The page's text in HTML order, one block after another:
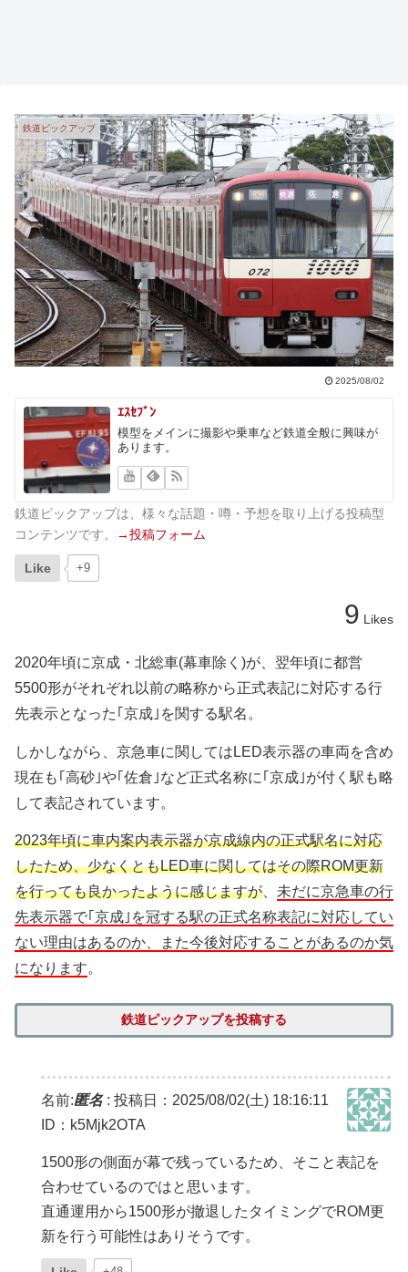
鉄道ピックアップ
2025/08/02
ｴｽｾﾌﾞﾝ
模型をメインに撮影や乗車など鉄道全般に興味が
あります。
鉄道ピックアップは、様々な話題・噂・予想を取り上げる投稿型
コンテンツです。
→投稿フォーム
Like +9
9 Likes
2020年頃に京成・北総車(幕車除く)が、翌年頃に都営
5500形がそれぞれ以前の略称から正式表記に対応する行
先表示となった｢京成｣を関する駅名。
しかしながら、京急車に関してはLED表示器の車両を含め
現在も｢高砂｣や｢佐倉｣など正式名称に｢京成｣が付く駅も略
して表記されています。
2023年頃に車内案内表示器が京成線内の正式駅名に対応
したため、少なくともLED車に関してはその際ROM更新
を行っても良かったように感じますが
未だに京急車の行
先表示器で｢京成｣を冠する駅の正式名称表記に対応してい
ない理由はあるのか、また今後対応することがあるのか気
になります。
鉄道ピックアップを投稿する
名前:匿名: 投稿日：2025/08/02(土) 18:16:11
ID：k5Mjk2OTA
1500形の側面が幕で残っているため、そこと表記を
合わせているのではと思います。
直通運用から1500形が撤退したタイミングでROM更
新を行う可能性はありそうです。